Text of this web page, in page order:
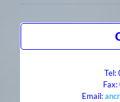
Tel:
Email: